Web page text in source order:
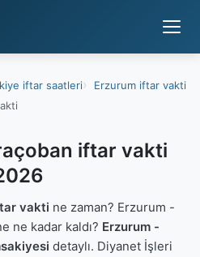
iftar saatleri
Erzurum iftar vakti
iftar vakti
vakti ne zaman? Erzurum -
ne kadar kaldı? Erzurum -
detaylı. Diyanet İşleri